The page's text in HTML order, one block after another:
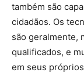
também são
cidadãos. Os
são geralmente,
qualificados, e
em seus